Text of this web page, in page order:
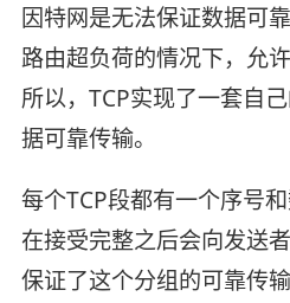
因特网是无法保证数据可
路由超负荷的情况下，允
所以，TCP实现了一套自
据可靠传输。
每个TCP段都有一个序号
在接受完整之后会向发送
保证了这个分组的可靠传